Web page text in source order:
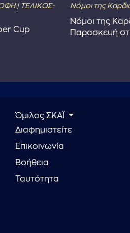
ΟΦΗ | ΤΕΛΙΚΟΣ-
Cup
Νόμοι της
Νόμοι της
Παρασκευή
Όμιλος ΣΚΑΪ
Διαφημιστείτε
Επικοινωνία
Βοήθεια
Ταυτότητα